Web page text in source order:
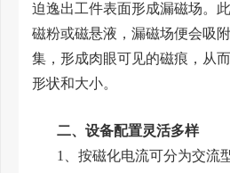
迫逸出工件表面形成漏磁场。
磁粉或磁悬液，漏磁场便会吸
集，形成肉眼可见的磁痕，从
形状和大小。
二、设备配置灵活多样
1、按磁化电流可分为交流